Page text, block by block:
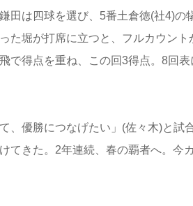
田は四球を選び、5番土倉徳(社4)
た堀が打席に立つと、フルカウン
で得点を重ね、この回3得点。8回
、優勝につなげたい」(佐々木)と試
てきた。2年連続、春の覇者へ。今